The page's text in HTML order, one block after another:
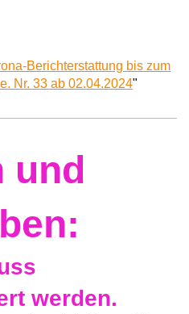
Berichterstattung bis zum
Nr. 33 ab 02.04.2024"
und
werden.